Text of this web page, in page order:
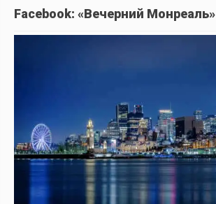
Facebook: «Вечерний Монреаль»